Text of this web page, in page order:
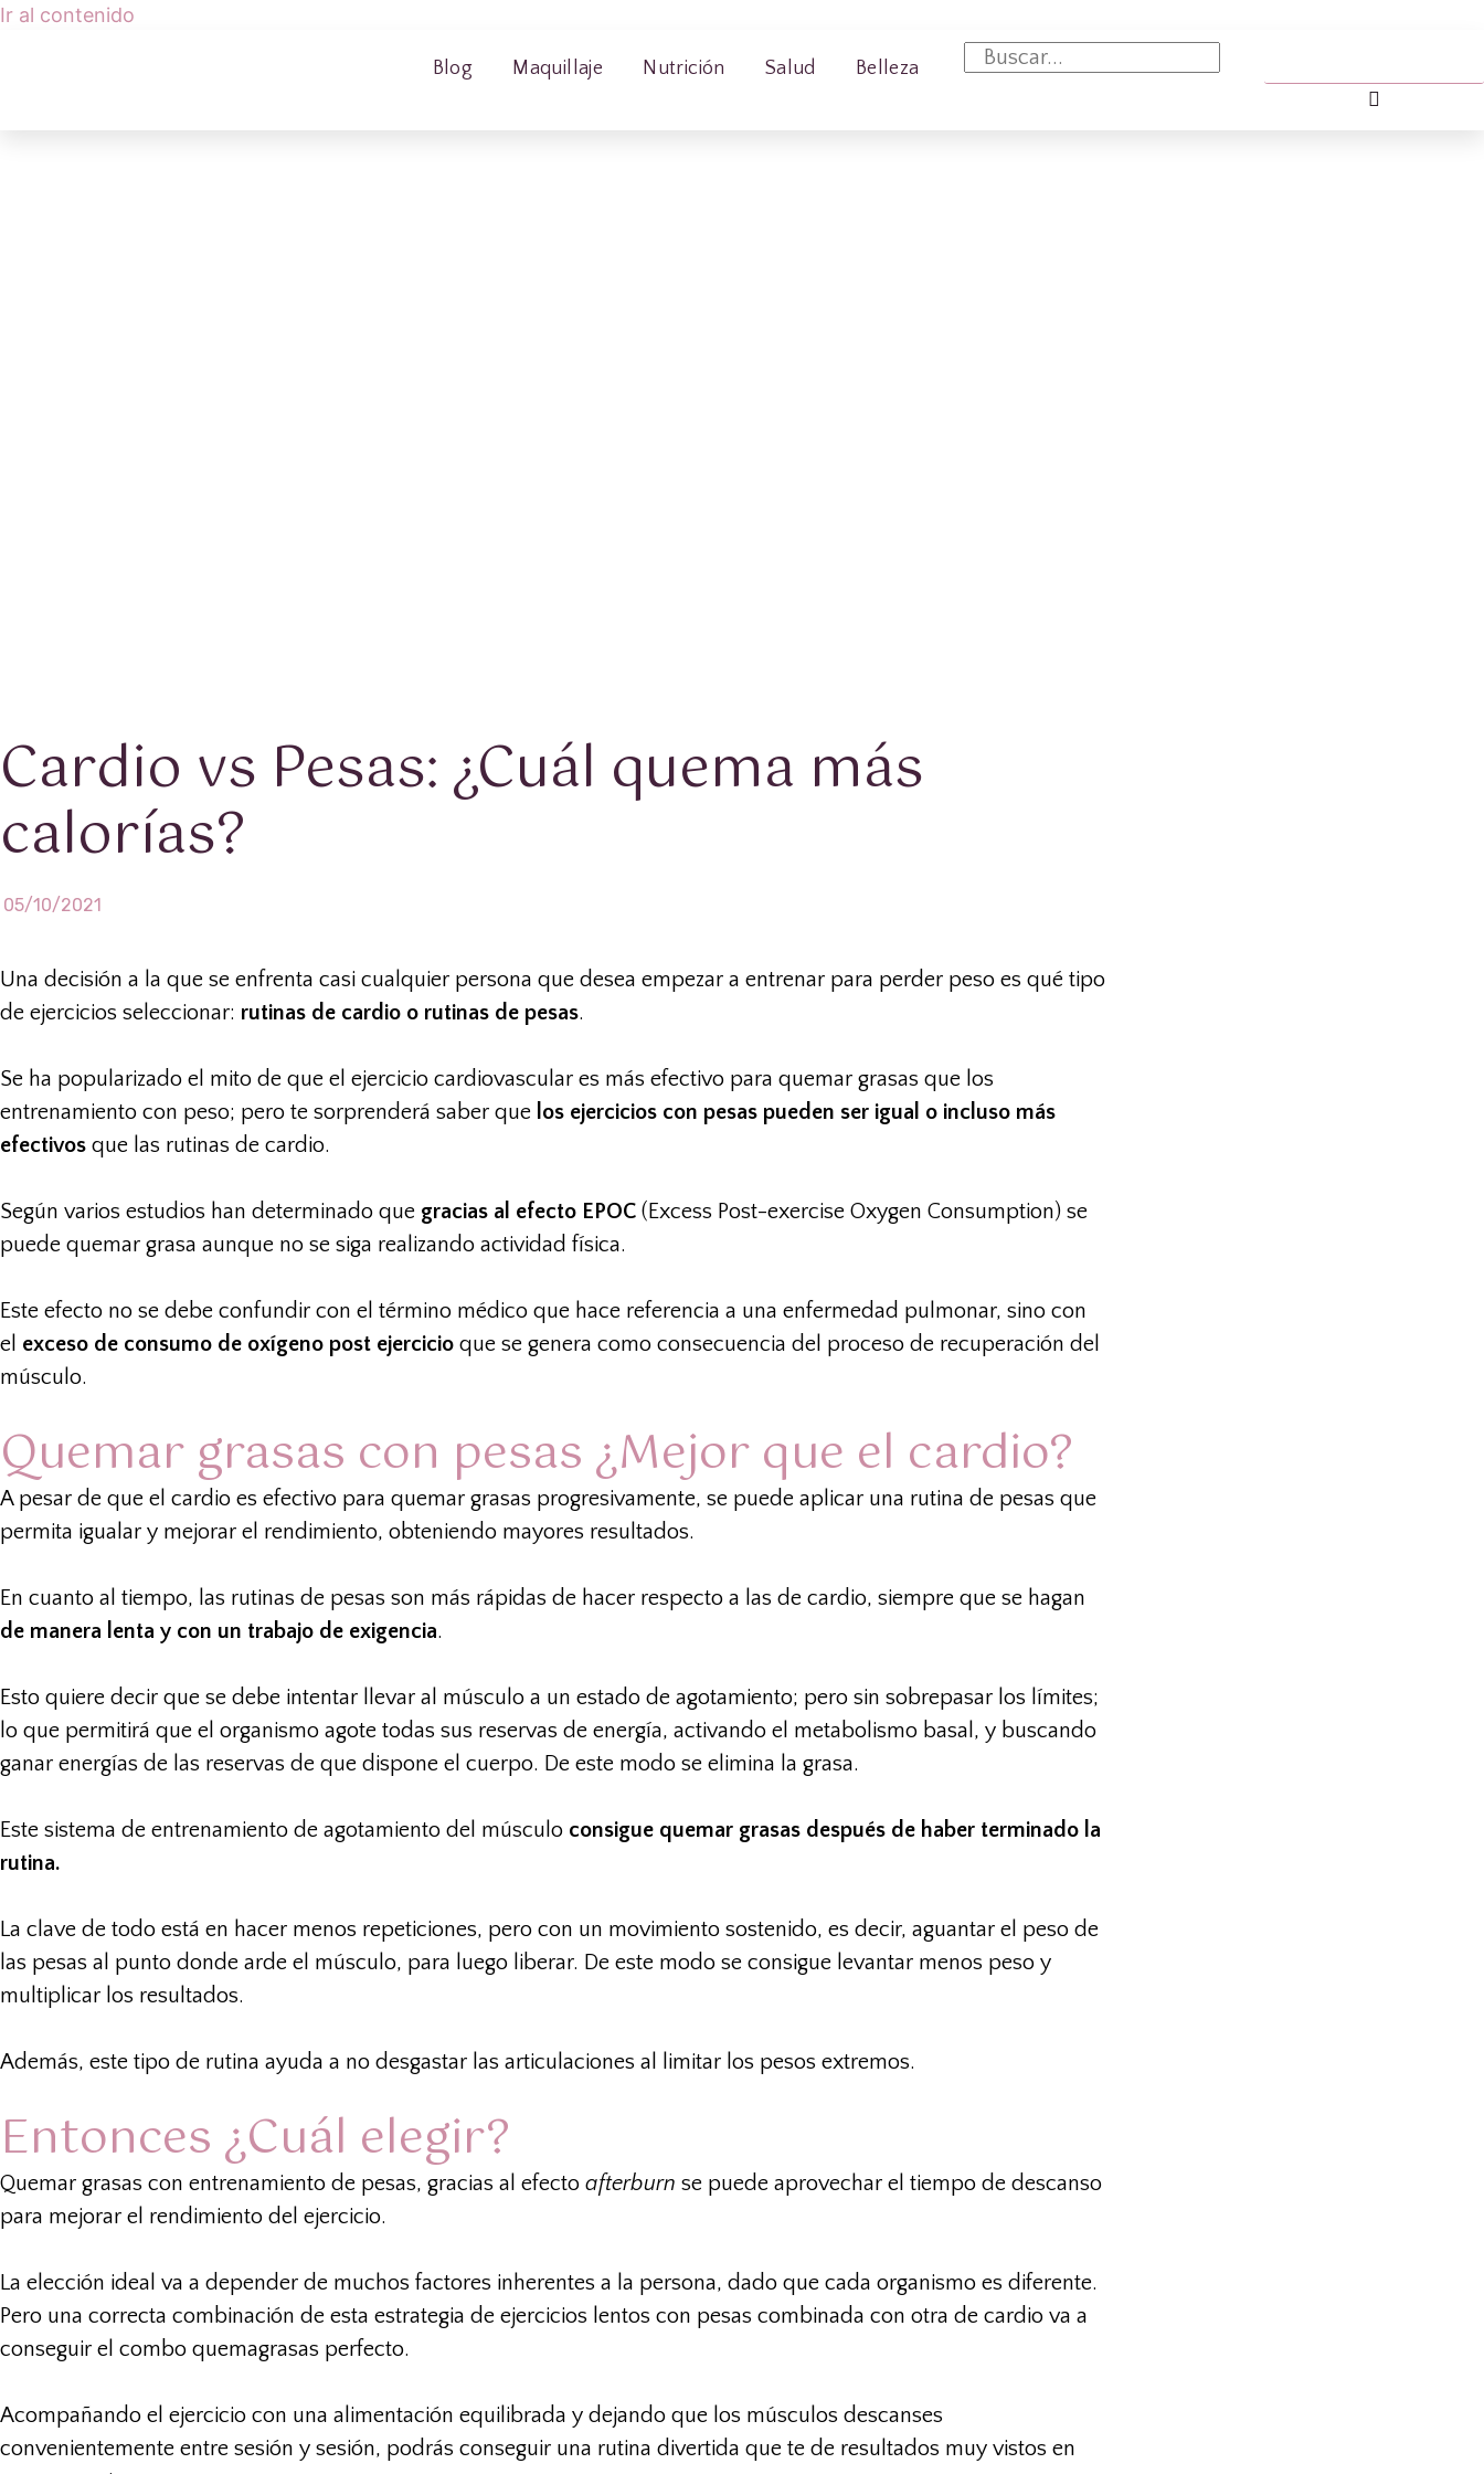
Ir al contenido
Blog Maquillaje Nutrición Salud Belleza
Cardio vs Pesas: ¿Cuál quema más
calorías?
05/10/2021
Una decisión a la que se enfrenta casi cualquier persona que desea empezar a entrenar para perder peso es qué tipo
de ejercicios seleccionar: rutinas de cardio o rutinas de pesas.
Se ha popularizado el mito de que el ejercicio cardiovascular es más efectivo para quemar grasas que los
entrenamiento con peso; pero te sorprenderá saber que los ejercicios con pesas pueden ser igual o incluso más
efectivos que las rutinas de cardio.
Según varios estudios han determinado que gracias al efecto EPOC (Excess Post-exercise Oxygen Consumption) se
puede quemar grasa aunque no se siga realizando actividad física.
Este efecto no se debe confundir con el término médico que hace referencia a una enfermedad pulmonar, sino con
el exceso de consumo de oxígeno post ejercicio que se genera como consecuencia del proceso de recuperación del
músculo.
Quemar grasas con pesas ¿Mejor que el cardio?
A pesar de que el cardio es efectivo para quemar grasas progresivamente, se puede aplicar una rutina de pesas que
permita igualar y mejorar el rendimiento, obteniendo mayores resultados.
En cuanto al tiempo, las rutinas de pesas son más rápidas de hacer respecto a las de cardio, siempre que se hagan
de manera lenta y con un trabajo de exigencia.
Esto quiere decir que se debe intentar llevar al músculo a un estado de agotamiento; pero sin sobrepasar los límites;
lo que permitirá que el organismo agote todas sus reservas de energía, activando el metabolismo basal, y buscando
ganar energías de las reservas de que dispone el cuerpo. De este modo se elimina la grasa.
Este sistema de entrenamiento de agotamiento del músculo consigue quemar grasas después de haber terminado la
rutina.
La clave de todo está en hacer menos repeticiones, pero con un movimiento sostenido, es decir, aguantar el peso de
las pesas al punto donde arde el músculo, para luego liberar. De este modo se consigue levantar menos peso y
multiplicar los resultados.
Además, este tipo de rutina ayuda a no desgastar las articulaciones al limitar los pesos extremos.
Entonces ¿Cuál elegir?
Quemar grasas con entrenamiento de pesas, gracias al efecto afterburn se puede aprovechar el tiempo de descanso
para mejorar el rendimiento del ejercicio.
La elección ideal va a depender de muchos factores inherentes a la persona, dado que cada organismo es diferente.
Pero una correcta combinación de esta estrategia de ejercicios lentos con pesas combinada con otra de cardio va a
conseguir el combo quemagrasas perfecto.
Acompañando el ejercicio con una alimentación equilibrada y dejando que los músculos descanses
convenientemente entre sesión y sesión, podrás conseguir una rutina divertida que te de resultados muy vistos en